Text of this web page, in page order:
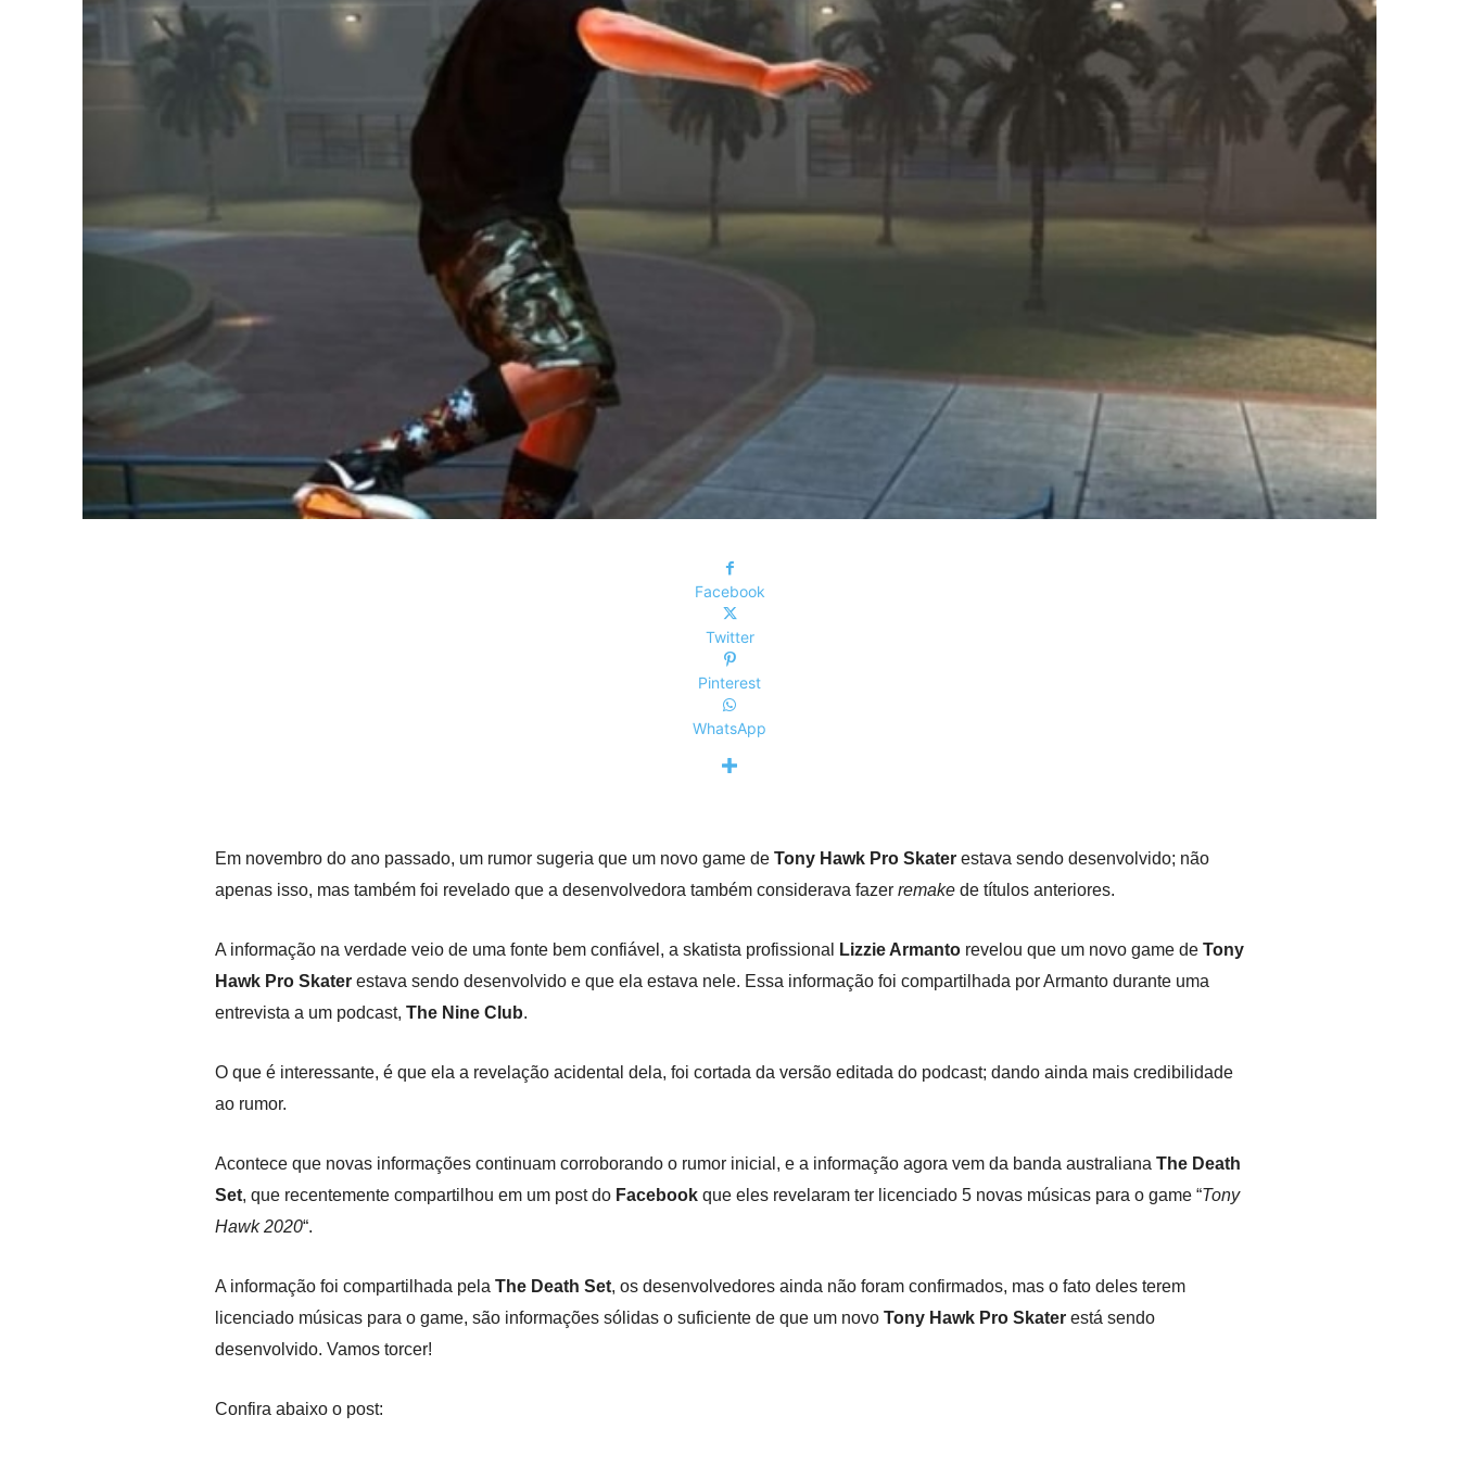
Facebook
Twitter
Pinterest
WhatsApp
Em novembro do ano passado, um rumor sugeria que um novo game de Tony Hawk Pro Skater estava sendo desenvolvido; não
apenas isso, mas também foi revelado que a desenvolvedora também considerava fazer remake de títulos anteriores.
A informação na verdade veio de uma fonte bem confiável, a skatista profissional Lizzie Armanto revelou que um novo game de Tony
Hawk Pro Skater estava sendo desenvolvido e que ela estava nele. Essa informação foi compartilhada por Armanto durante uma
entrevista a um podcast, The Nine Club.
O que é interessante, é que ela a revelação acidental dela, foi cortada da versão editada do podcast; dando ainda mais credibilidade
ao rumor.
Acontece que novas informações continuam corroborando o rumor inicial, e a informação agora vem da banda australiana The Death
Set, que recentemente compartilhou em um post do Facebook que eles revelaram ter licenciado 5 novas músicas para o game “Tony
Hawk 2020“.
A informação foi compartilhada pela The Death Set, os desenvolvedores ainda não foram confirmados, mas o fato deles terem
licenciado músicas para o game, são informações sólidas o suficiente de que um novo Tony Hawk Pro Skater está sendo
desenvolvido. Vamos torcer!
Confira abaixo o post: